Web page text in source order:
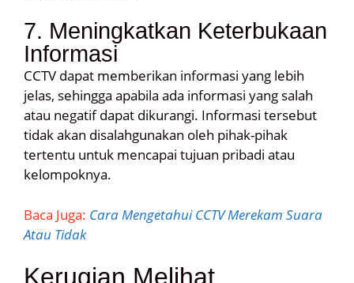
7. Meningkatkan Keterbukaan
Informasi
CCTV dapat memberikan informasi yang lebih
jelas, sehingga apabila ada informasi yang salah
atau negatif dapat dikurangi. Informasi tersebut
tidak akan disalahgunakan oleh pihak-pihak
tertentu untuk mencapai tujuan pribadi atau
kelompoknya.
Baca Juga: Cara Mengetahui CCTV Merekam Suara
Atau Tidak
Kerugian Melihat